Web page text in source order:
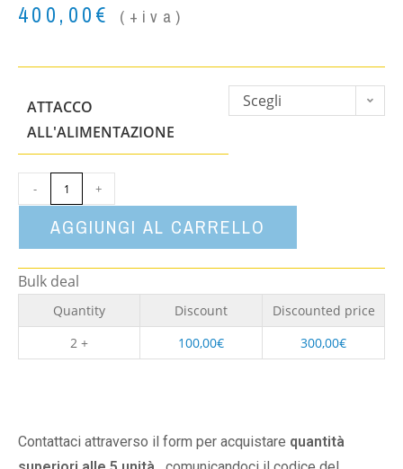
400,00€ (+iva)
ATTACCO
ALL'ALIMENTAZIONE
Scegli
- +
AGGIUNGI AL CARRELLO
Bulk deal
Quantity Discount
Discounted price
2 +
100,00€ 300,00€
Contattaci attraverso il form per acquistare quantità